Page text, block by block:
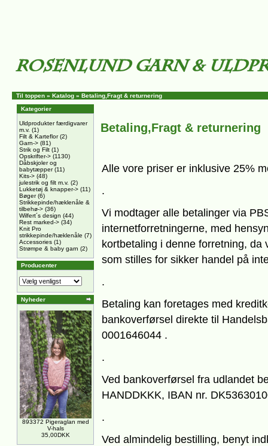
Til toppen » Katalog » Betaling,Fragt & returnering
Kategorier
Uldprodukter færdigvarer
m.v. (1)
Filt & Karteflor(2)
Garn-> (81)
Strik og Filt (1)
Opskrifter-> (1130)
Dåbskjoler og
babytæpper(11)
Kits-> (48)
julestrik og filt m.v. (2)
Lukketøj & knapper-> (11)
Bøger(6)
Strikkepinde/hæklenåle &
tilbehø-> (36)
Wilfert´s design (44)
Rest marked-> (34)
Knit Pro
strikkepinde/hæklenåle (7)
Accessories (1)
Strømpe & baby garn (2)
Producenter
Nyheder
893372 Pigeraglan med
V-hals
35,00DKK
Betaling,Fragt & returnering
Alle vore priser er inklusive 25%
.
Vi modtager alle betalinger via
internetforretningerne, med
kortbetaling i denne forretning,
som stilles for sikker handel på
.
Betaling kan foretages med
bankoverførsel direkte til
0001646044 .
.
Ved bankoverførsel fra udlandet
HANDDKKK, IBAN nr.
.
Ved almindelig bestilling, benyt